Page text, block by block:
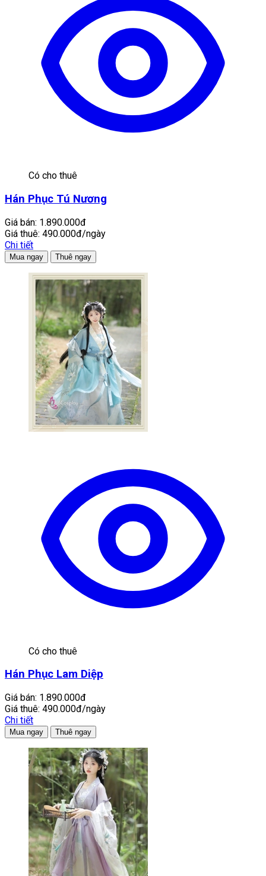
Có cho thuê
Hán Phục Tú Nương
Giá bán: 1.890.000đ
Giá thuê: 490.000đ/ngày
Chi tiết
Mua ngay Thuê ngay
Có cho thuê
Hán Phục Lam Diệp
Giá bán: 1.890.000đ
Giá thuê: 490.000đ/ngày
Chi tiết
Mua ngay Thuê ngay